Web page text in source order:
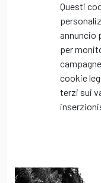
Questi
annuncio
per
cookie
terzi sui